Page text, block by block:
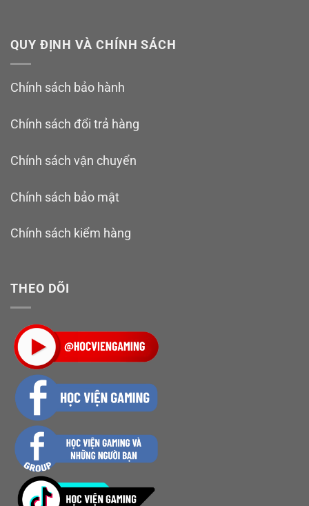
QUY ĐỊNH VÀ CHÍNH SÁCH
Chính sách bảo hành
Chính sách đổi trả hàng
Chính sách vận chuyển
Chính sách bảo mật
Chính sách kiểm hàng
THEO DÕI